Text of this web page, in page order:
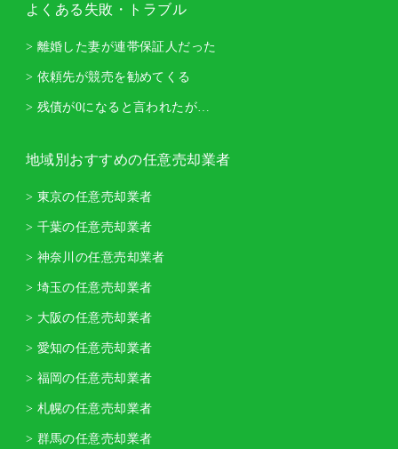
よくある失敗・トラブル
> 離婚した妻が連帯保証人だった
> 依頼先が競売を勧めてくる
> 残債が0になると言われたが…
地域別おすすめの任意売却業者
> 東京の任意売却業者
> 千葉の任意売却業者
> 神奈川の任意売却業者
> 埼玉の任意売却業者
> 大阪の任意売却業者
> 愛知の任意売却業者
> 福岡の任意売却業者
> 札幌の任意売却業者
> 群馬の任意売却業者